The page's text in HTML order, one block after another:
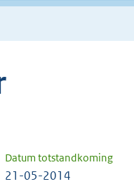
Datum totstandkoming
21-05-2014